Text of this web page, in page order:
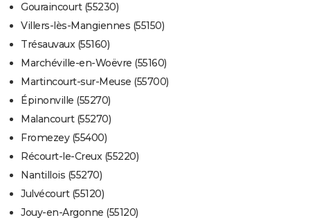
Gouraincourt (55230)
Villers-lès-Mangiennes (55150)
Trésauvaux (55160)
Marchéville-en-Woëvre (55160)
Martincourt-sur-Meuse (55700)
Épinonville (55270)
Malancourt (55270)
Fromezey (55400)
Récourt-le-Creux (55220)
Nantillois (55270)
Julvécourt (55120)
Jouy-en-Argonne (55120)